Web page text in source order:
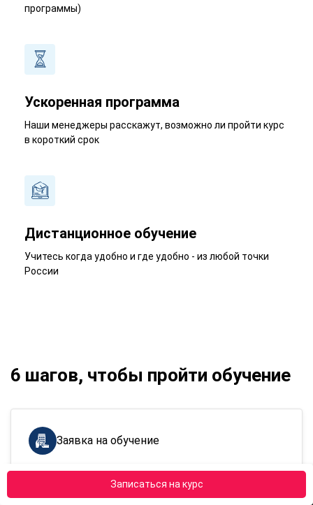
Записаться на курс
программы)
Ускоренная программа
Наши менеджеры расскажут, возможно ли пройти курс
в короткий срок
Дистанционное обучение
Учитесь когда удобно и где удобно - из любой точки
России
6 шагов, чтобы пройти обучение
Заявка на обучение
zayavki@apokdpo.ru